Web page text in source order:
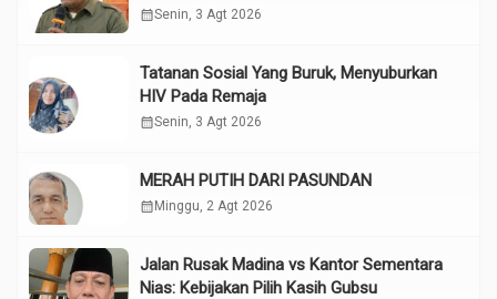
calendar_monthSenin, 3 Agt 2026
Tatanan Sosial Yang Buruk, Menyuburkan
HIV Pada Remaja
calendar_monthSenin, 3 Agt 2026
MERAH PUTIH DARI PASUNDAN
calendar_month Minggu, 2 Agt 2026
Jalan Rusak Madina vs Kantor Sementara
Nias: Kebijakan Pilih Kasih Gubsu